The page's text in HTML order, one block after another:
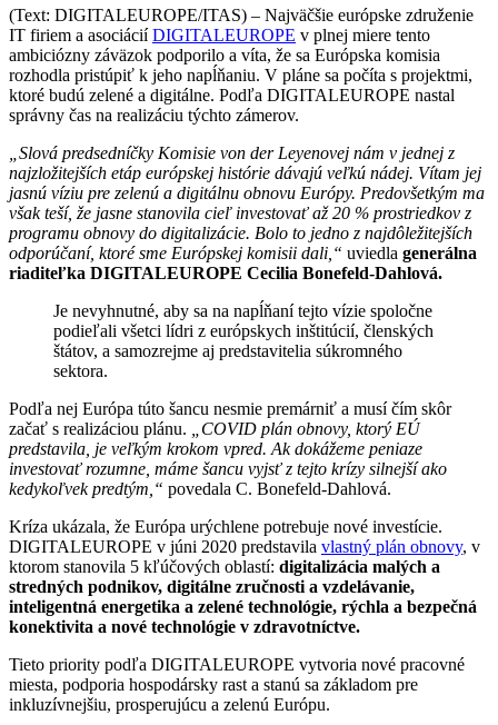
(Text: DIGITALEUROPE/ITAS) – Najväčšie európske združenie
IT firiem a asociáciíDIGITALEUROPE v plnej miere tento
ambiciózny záväzok podporilo a víta, že sa Európska komisia
rozhodla pristúpiť k jeho napĺňaniu. V pláne sa počíta s projektmi,
ktoré budú zelené a digitálne. Podľa DIGITALEUROPE nastal
správny čas na realizáciu týchto zámerov.
„Slová predsedníčky Komisie von der Leyenovej nám v jednej z
najzložitejších etáp európskej histórie dávajú veľkú nádej. Vítam jej
jasnú víziu pre zelenú a digitálnu obnovu Európy. Predovšetkým ma
však teší, že jasne stanovila cieľ investovať až 20 % prostriedkov z
programu obnovy do digitalizácie. Bolo to jedno z najdôležitejších
odporúčaní, ktoré sme Európskej komisii dali,“ uviedla generálna
riaditeľka DIGITALEUROPE Cecilia Bonefeld-Dahlová.
Je nevyhnutné, aby sa na napĺňaní tejto vízie spoločne
podieľali všetci lídri z európskych inštitúcií, členských
štátov, a samozrejme aj predstavitelia súkromného
sektora.
Podľa nej Európa túto šancu nesmie premárniť a musí čím skôr
začať s realizáciou plánu.
„COVID plán obnovy, ktorý EÚ
predstavila, je veľkým krokom vpred. Ak dokážeme peniaze
investovať rozumne, máme šancu vyjsť z tejto krízy silnejší ako
kedykoľvek predtým,“ povedala C. Bonefeld-Dahlová.
Kríza ukázala, že Európa urýchlene potrebuje nové investície.
DIGITALEUROPE v júni 2020 predstavila vlastný plán obnovy, v
ktorom stanovila 5 kľúčových oblastí: digitalizácia malých a
stredných podnikov, digitálne zručnosti a vzdelávanie,
inteligentná energetika a zelené technológie, rýchla a bezpečná
konektivita a nové technológie v zdravotníctve.
Tieto priority podľa DIGITALEUROPE vytvoria nové pracovné
miesta, podporia hospodársky rast a stanú sa základom pre
inkluzívnejšiu, prosperujúcu a zelenú Európu.